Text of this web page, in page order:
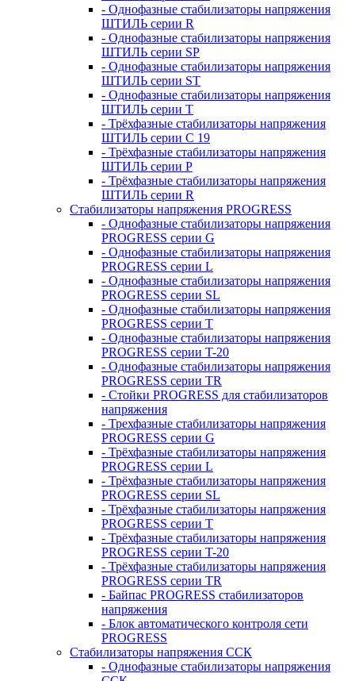
- Однофазные стабилизаторы напряжения
ШТИЛЬ серии R
- Однофазные стабилизаторы напряжения
ШТИЛЬ серии SP
- Однофазные стабилизаторы напряжения
ШТИЛЬ серии ST
- Однофазные стабилизаторы напряжения
ШТИЛЬ серии T
- Трёхфазные стабилизаторы напряжения
ШТИЛЬ серии C 19
- Трёхфазные стабилизаторы напряжения
ШТИЛЬ серии P
- Трёхфазные стабилизаторы напряжения
ШТИЛЬ серии R
Стабилизаторы напряжения PROGRESS
- Однофазные стабилизаторы напряжения
PROGRESS серии G
- Однофазные стабилизаторы напряжения
PROGRESS серии L
- Однофазные стабилизаторы напряжения
PROGRESS серии SL
- Однофазные стабилизаторы напряжения
PROGRESS серии T
- Однофазные стабилизаторы напряжения
PROGRESS серии T-20
- Однофазные стабилизаторы напряжения
PROGRESS серии TR
- Стойки PROGRESS для стабилизаторов
напряжения
- Трехфазные стабилизаторы напряжения
PROGRESS серии G
- Трёхфазные стабилизаторы напряжения
PROGRESS серии L
- Трёхфазные стабилизаторы напряжения
PROGRESS серии SL
- Трёхфазные стабилизаторы напряжения
PROGRESS серии T
- Трёхфазные стабилизаторы напряжения
PROGRESS серии T-20
- Трёхфазные стабилизаторы напряжения
PROGRESS серии TR
- Байпас PROGRESS стабилизаторов
напряжения
- Блок автоматического контроля сети
PROGRESS
Стабилизаторы напряжения ССК
- Однофазные стабилизаторы напряжения